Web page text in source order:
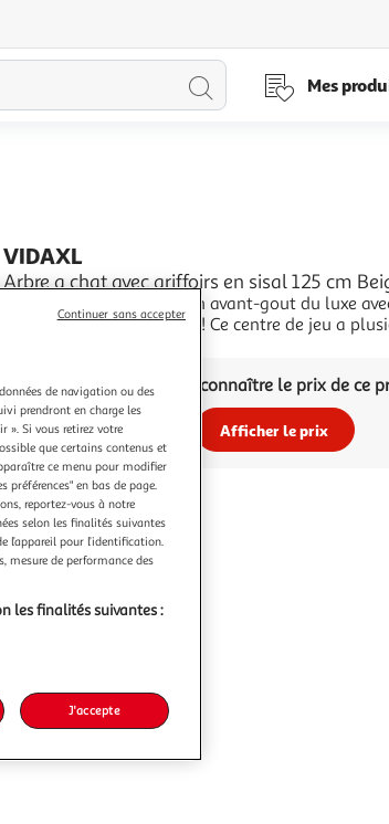
Lancer
Mes
VIDAXL
Arbre a chat avec griffoirs en sisal 125 cm
Offrez a vos amis felins un avant-gout du luxe
rempli de fonctionnalites ! Ce centre de jeu a
cacher et se rVous voulez connaître le prix de ce
Afficher le prix
de navigation ou des
prendront en charge les
». Si vous retirez votre
que certains contenus et
ce menu pour modifier
en bas de page.
reportez-vous à notre
selon les finalités suivantes
l’appareil pour l’identification.
mesure de performance des
les finalités suivantes :
J'accepte
Continuer sans accepter